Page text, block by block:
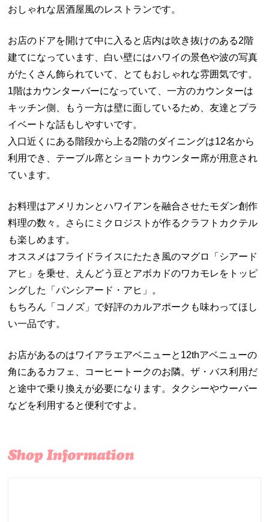
おしゃれな居酒屋風のレストランです。
お店のドアを開けて中に入ると店内は吹き抜けのある2階
建てになっています、白い壁にはハワイの景色や波の写真
がたくさん飾られていて、とてもおしゃれな雰囲気です。
1階はカウンターバーになっていて、一方のカウンターは
キッチン側、もう一方は壁に面しているため、友達とプラ
イベートな話もしやすいです。
入口近くにある階段から上る2階のダイニングは12名から
利用でき、テーブル席とショートカウンター席が用意され
ています。
お料理はアメリカンとハワイアンを融合させたモダン創作
料理の数々。さらにミクロジストが作るクラフトカクテル
も楽しめます。
オススメはフライドライスにたたき風のマグロ「シアード
アヒ」を乗せ、えんどう豆とアボカドのワカモレをトッピ
ングした「パンシアード・アヒ」。
もちろん「コノズ」で好評のカルアポークも味わってほし
い一品です。
お店があるのはワイアラエアベニューと12thアベニューの
角にあるカフェ、コーヒートークのお隣。ザ・バス利用だ
と途中で乗り換えが必要になります。タクシーやウーバー
などを利用すると便利ですよ。